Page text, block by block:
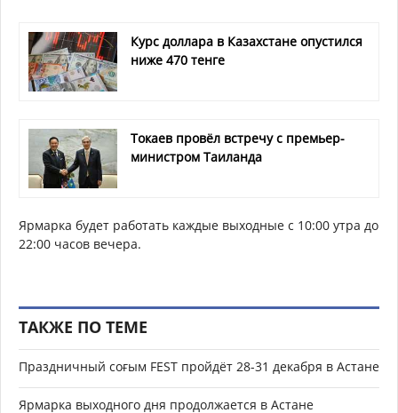
Курс доллара в Казахстане опустился
ниже 470 тенге
Токаев провёл встречу с премьер-
министром Таиланда
Ярмарка будет работать каждые выходные с 10:00 утра до
22:00 часов вечера.
ТАКЖЕ ПО ТЕМЕ
Праздничный соғым FEST пройдёт 28-31 декабря в Астане
Ярмарка выходного дня продолжается в Астане